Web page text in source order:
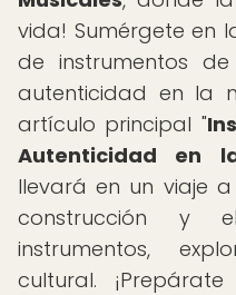
vida! Sumérgete en
de instrumentos
autenticidad en la
artículo principal "
Autenticidad en
llevará en un viaje
construcción y
instrumentos,
cultural.